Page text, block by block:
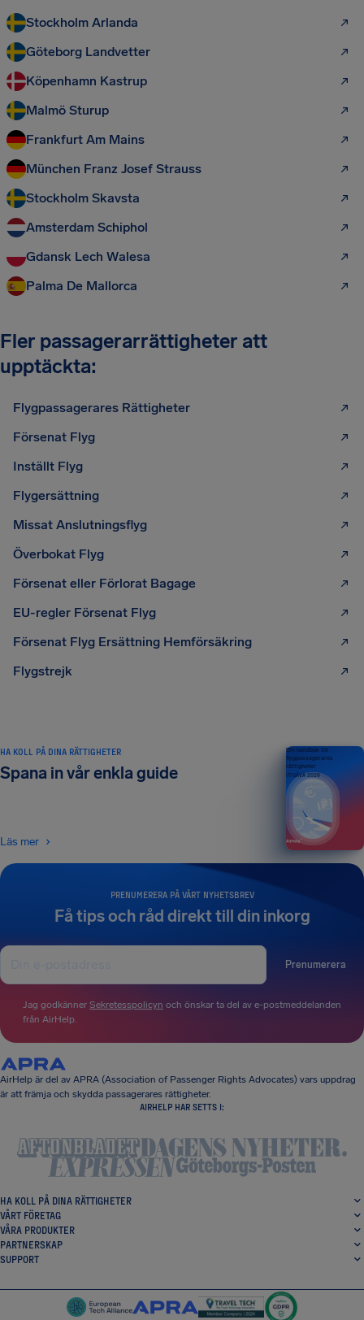
Stockholm Arlanda
Göteborg Landvetter
Köpenhamn Kastrup
Malmö Sturup
Frankfurt Am Mains
München Franz Josef Strauss
Stockholm Skavsta
Amsterdam Schiphol
Gdansk Lech Walesa
Palma De Mallorca
Fler passagerarrättigheter att
upptäckta:
Flygpassagerares Rättigheter
Försenat Flyg
Inställt Flyg
Flygersättning
Missat Anslutningsflyg
Överbokat Flyg
Försenat eller Förlorat Bagage
EU-regler Försenat Flyg
Försenat Flyg Ersättning Hemförsäkring
Flygstrejk
PRENUMERERA PÅ VÅRT NYHETSBREV
Få tips och råd direkt till din inkorg
Prenumerera
Jag godkänner Sekretesspolicyn och önskar ta del av e-postmeddelanden
från AirHelp.
HA KOLL PÅ DINA RÄTTIGHETER
Spana in vår enkla guide
Läs mer
Din handbok till
flygpassagerares
rättigheter
UTGÅVA 2026
AirHelp är del av APRA (Association of Passenger Rights Advocates) vars uppdrag
är att främja och skydda passagerares rättigheter.
AIRHELP HAR SETTS I:
HA KOLL PÅ DINA RÄTTIGHETER
VÅRT FÖRETAG
VÅRA PRODUKTER
PARTNERSKAP
SUPPORT